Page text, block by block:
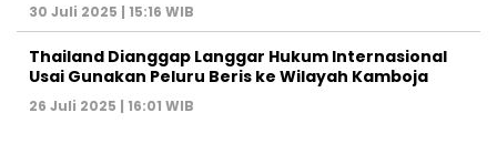
30 Juli 2025 | 15:16 WIB
Thailand Dianggap Langgar Hukum Internasional
Usai Gunakan Peluru Beris ke Wilayah Kamboja
26 Juli 2025 | 16:01 WIB